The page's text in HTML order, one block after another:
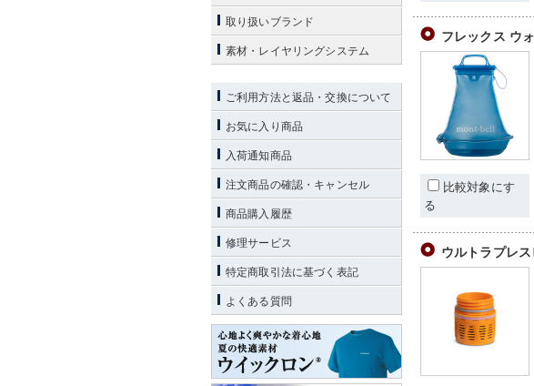
フレックス ウ
比較対象にす
る
ウルトラプレ
取り扱いブランド
素材・レイヤリングシステム
ご利用方法と返品・交換について
お気に入り商品
入荷通知商品
注文商品の確認・キャンセル
商品購入履歴
修理サービス
特定商取引法に基づく表記
よくある質問